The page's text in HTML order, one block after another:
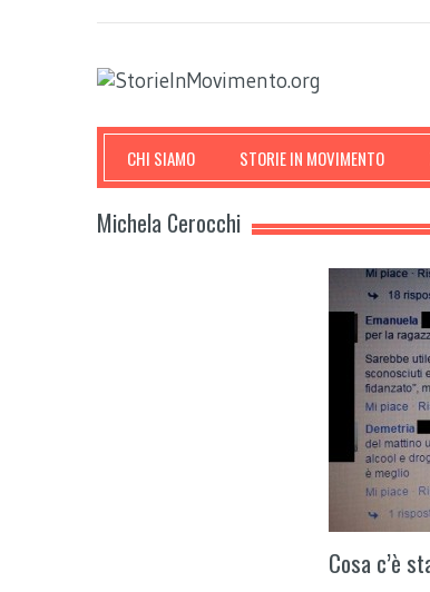
CHI SIAMO STORIE IN MOVIMENTO
Michela Cerocchi
Cosa c’è